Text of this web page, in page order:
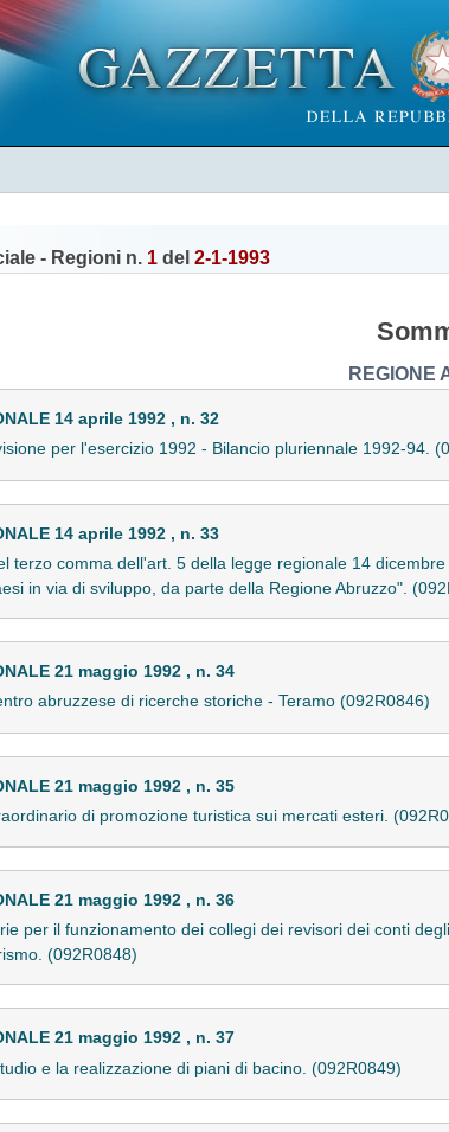
- Regioni n. 1 del 2-1-1993
REGIONE
14 aprile 1992 , n. 32
per l'esercizio 1992 - Bilancio pluriennale 1992-94.
14 aprile 1992 , n. 33
terzo comma dell'art. 5 della legge regionale 14
in via di sviluppo, da parte della Regione Abruzzo".
21 maggio 1992 , n. 34
abruzzese di ricerche storiche - Teramo (092R0846)
21 maggio 1992 , n. 35
di promozione turistica sui mercati esteri.
21 maggio 1992 , n. 36
per il funzionamento dei collegi dei revisori dei conti
(092R0848)
21 maggio 1992 , n. 37
e la realizzazione di piani di bacino. (092R0849)